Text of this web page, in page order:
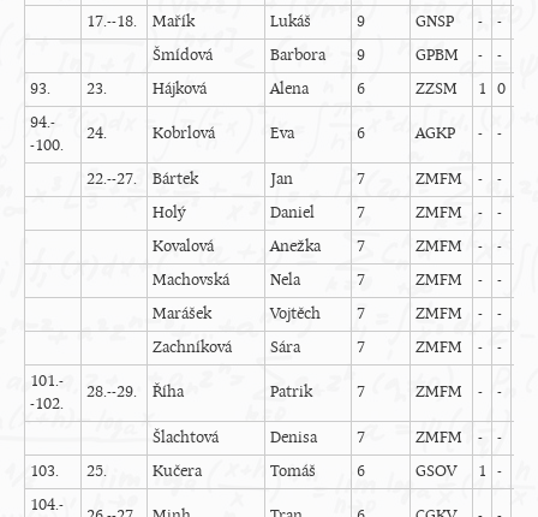
17.--18.
Mařík Lukáš 9 GNSP - -
Šmídová
Barbora 9 GPBM - -
93.
23. Hájková Alena 6 ZZSM 1 0
94.-
-100.
24. Kobrlová Eva 6 AGKP - -
22.--27. Bártek Jan 7 ZMFM - -
Holý
Daniel 7 ZMFM - -
Kovalová
Anežka 7 ZMFM - -
Machovská
Nela 7 ZMFM - -
Marášek
Vojtěch 7 ZMFM - -
Zachníková
Sára 7 ZMFM - -
101.-
-102.
28.--29. Říha Patrik 7 ZMFM - -
Šlachtová Denisa 7 ZMFM - -
103.
25. Kučera Tomáš 6 GSOV 1 -
104.-